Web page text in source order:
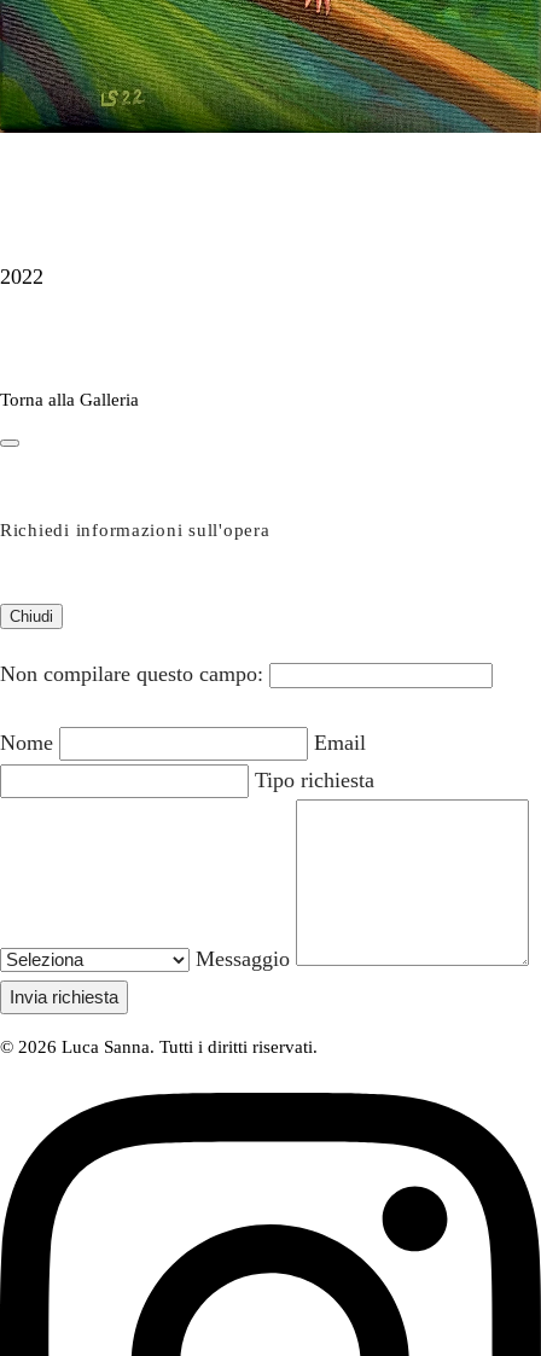
2022
Torna alla Galleria
Richiedi informazioni sull'opera
Chiudi
Non compilare questo campo:
Nome
Email
Tipo richiesta
Messaggio
Invia richiesta
© 2026 Luca Sanna. Tutti i diritti riservati.